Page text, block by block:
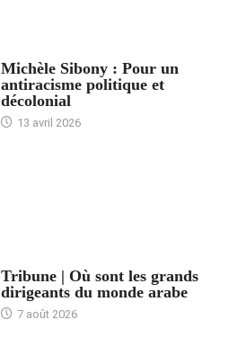
Michèle Sibony : Pour un
antiracisme politique et
décolonial
13 avril 2026
Tribune | Où sont les grands
dirigeants du monde arabe
7 août 2026